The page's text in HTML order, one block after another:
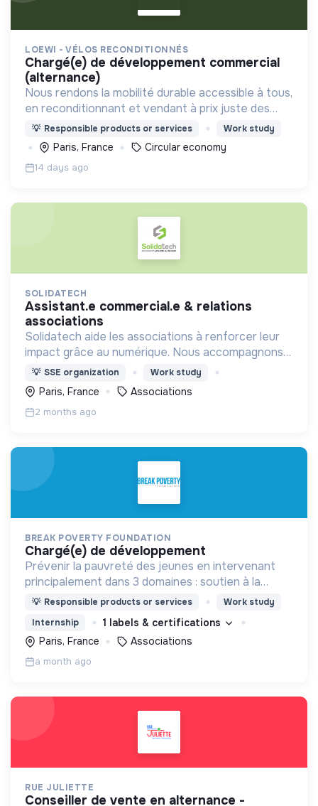
LOEWI - VÉLOS RECONDITIONNÉS
chargé(e) de développement commercial
(alternance)
Nous rendons la mobilité durable accessible à tous,
en reconditionnant et vendant à prix juste des
vélos électriques garantis.
💡 Responsible products or services Work study
Paris, France Circular economy
14 days ago
SOLIDATECH
assistant.e commercial.e & relations
associations
Solidatech aide les associations à renforcer leur
impact grâce au numérique. Nous accompagnons
+45 000 associations en leur permettant de
réaliser des économies et de monter en
compétences.
💡 SSE organization Work study
Paris, France Associations
2 months ago
BREAK POVERTY FOUNDATION
chargé(e) de développement
Prévenir la pauvreté des jeunes en intervenant
principalement dans 3 domaines : soutien à la
petite enfance, prévention du décrochage
💡 Responsible products or services
Work study
Internship
1 labels & certifications
Paris, France
Associations
a month ago
RUE JULIETTE
conseiller de vente en alternance -